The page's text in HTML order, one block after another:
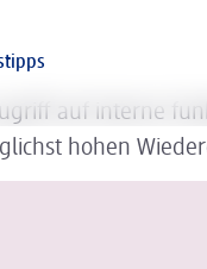
auf interne
hohen